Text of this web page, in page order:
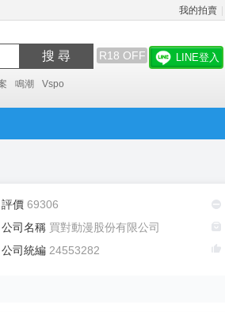
我的拍賣
搜 尋 R18 OFF
鳴潮 Vspo
LINE登入
評價 69306
公司名稱 買對動漫股份有限公司
公司統編 24553282